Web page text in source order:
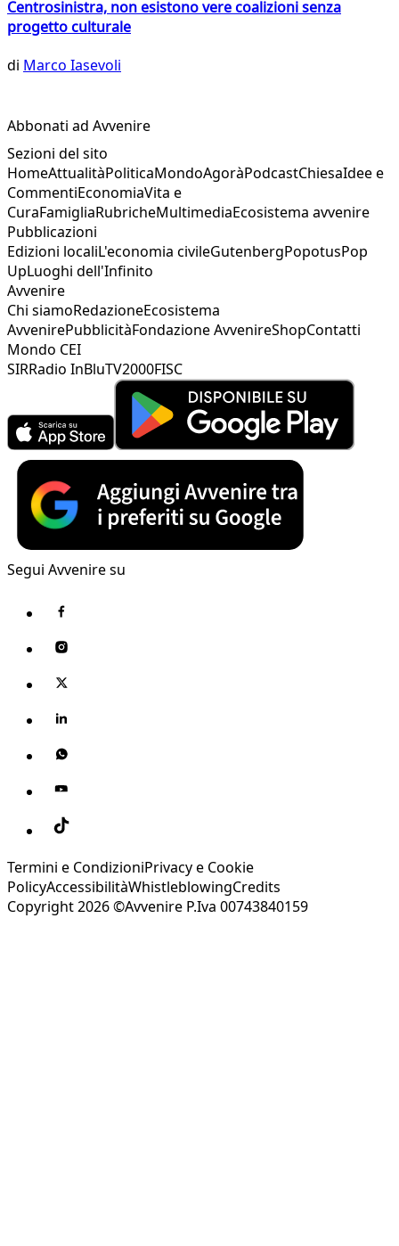
Centrosinistra, non esistono vere coalizioni senza
progetto culturale
di Marco Iasevoli
Abbonati ad Avvenire
Sezioni del sito
HomeAttualitàPoliticaMondoAgoràPodcastChiesaIdee e
CommentiEconomiaVita e
CuraFamigliaRubricheMultimediaEcosistema avvenire
Pubblicazioni
Edizioni localiL'economia civileGutenbergPopotusPop
UpLuoghi dell'Infinito
Avvenire
Chi siamoRedazioneEcosistema
AvvenirePubblicitàFondazione AvvenireShopContatti
Mondo CEI
SIRRadio InBluTV2000FISC
Segui Avvenire su
Termini e CondizioniPrivacy e Cookie
PolicyAccessibilitàWhistleblowingCredits
Copyright 2026 ©Avvenire P.Iva 00743840159